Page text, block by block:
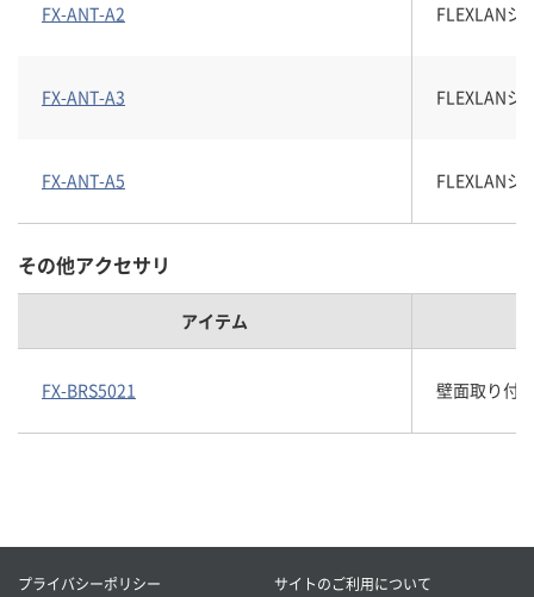
FX-ANT-A2 FLEXLANシ
FX-ANT-A3 FLEXLANシ
FX-ANT-A5 FLEXLANシ
その他アクセサリ
アイテム
FX-BRS5021 壁面取り付
プライバシーポリシー サイトのご利用について